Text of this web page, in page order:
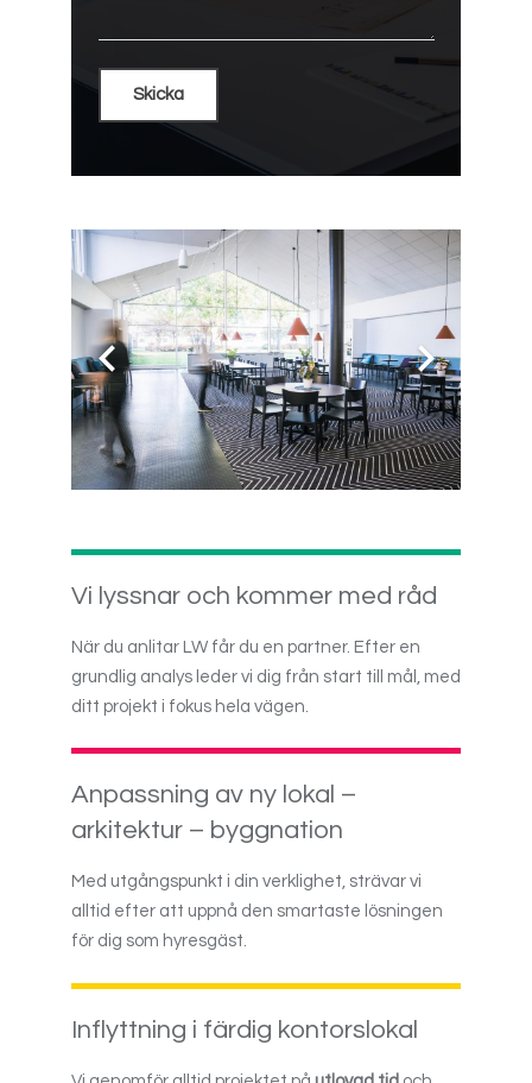
Vi lyssnar och kommer med råd
När du anlitar LW får du en partner. Efter en
grundlig analys leder vi dig från start till mål, med
ditt projekt i fokus hela vägen.
Anpassning av ny lokal –
arkitektur – byggnation
Med utgångspunkt i din verklighet, strävar vi
alltid efter att uppnå den smartaste lösningen
för dig som hyresgäst.
Inflyttning i färdig kontorslokal